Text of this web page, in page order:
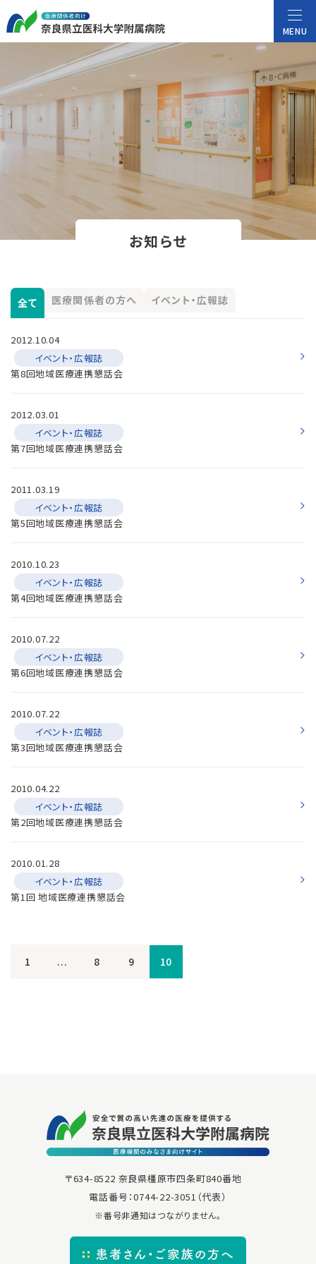
MENU
お知らせ
全て 医療関係者の方へ イベント・広報誌
2012.10.04
イベント・広報誌
第8回地域医療連携懇話会
2012.03.01
イベント・広報誌
第7回地域医療連携懇話会
2011.03.19
イベント・広報誌
第5回地域医療連携懇話会
2010.10.23
イベント・広報誌
第4回地域医療連携懇話会
2010.07.22
イベント・広報誌
第6回地域医療連携懇話会
2010.07.22
イベント・広報誌
第3回地域医療連携懇話会
2010.04.22
イベント・広報誌
第2回地域医療連携懇話会
2010.01.28
イベント・広報誌
第1回 地域医療連携懇話会
1 ... 8 9 10
〒634-8522 奈良県橿原市四条町840番地
電話番号：0744-22-3051 （代表）
※番号非通知はつながりません。